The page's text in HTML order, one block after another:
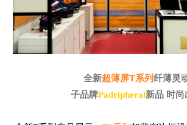
全新超薄屏T系列纤薄灵
子品牌Padripheral新品 时尚